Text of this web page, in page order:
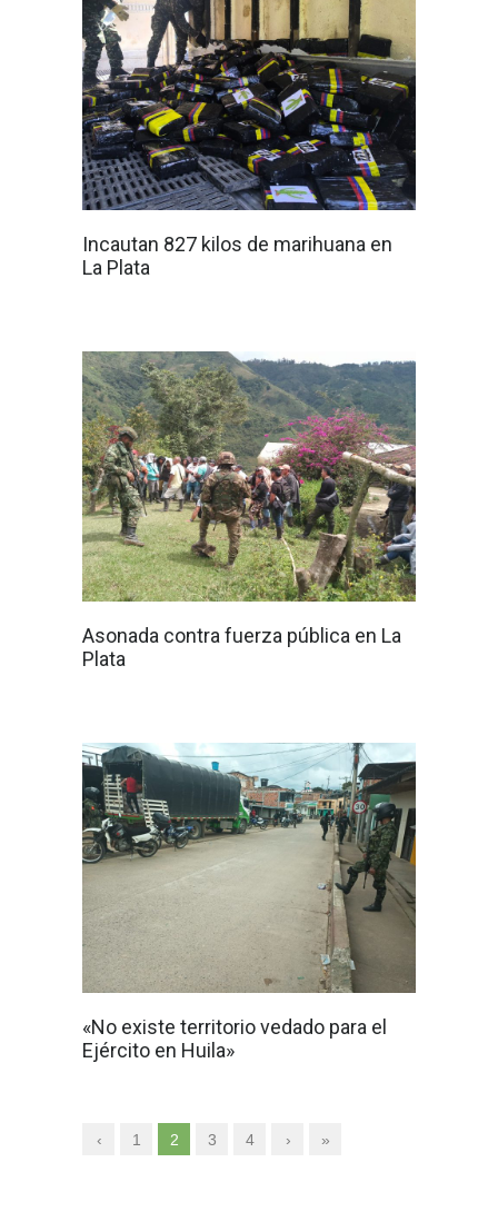
Incautan 827 kilos de marihuana en
La Plata
Asonada contra fuerza pública en La
Plata
«No existe territorio vedado para el
Ejército en Huila»
‹ 1 2 3 4 › »